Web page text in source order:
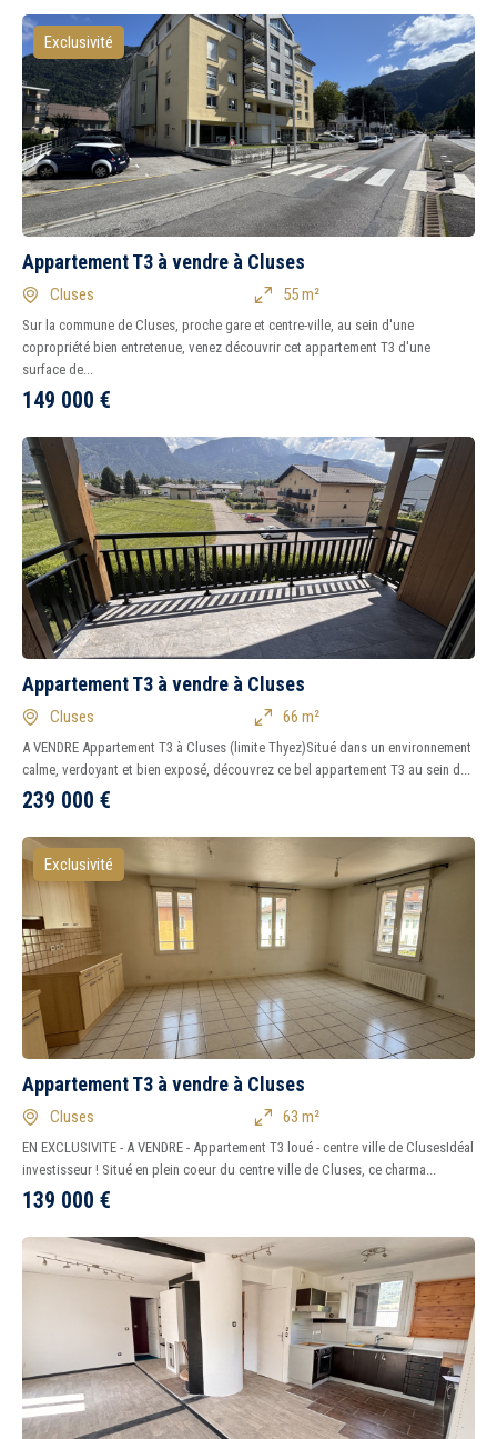
Exclusivité
Appartement T3 à vendre à Cluses
Cluses 55 m²
Sur la commune de Cluses, proche gare et centre-ville, au sein d'une
copropriété bien entretenue, venez découvrir cet appartement T3 d'une
surface de...
149 000 €
Appartement T3 à vendre à Cluses
Cluses 66 m²
A VENDRE Appartement T3 à Cluses (limite Thyez)Situé dans un environnement
calme, verdoyant et bien exposé, découvrez ce bel appartement T3 au sein d...
239 000 €
Exclusivité
Appartement T3 à vendre à Cluses
Cluses 63 m²
EN EXCLUSIVITE - A VENDRE - Appartement T3 loué - centre ville de ClusesIdéal
investisseur ! Situé en plein coeur du centre ville de Cluses, ce charma...
139 000 €